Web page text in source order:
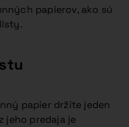
papierov, ako sú
papier držíte jeden
jeho predaja je